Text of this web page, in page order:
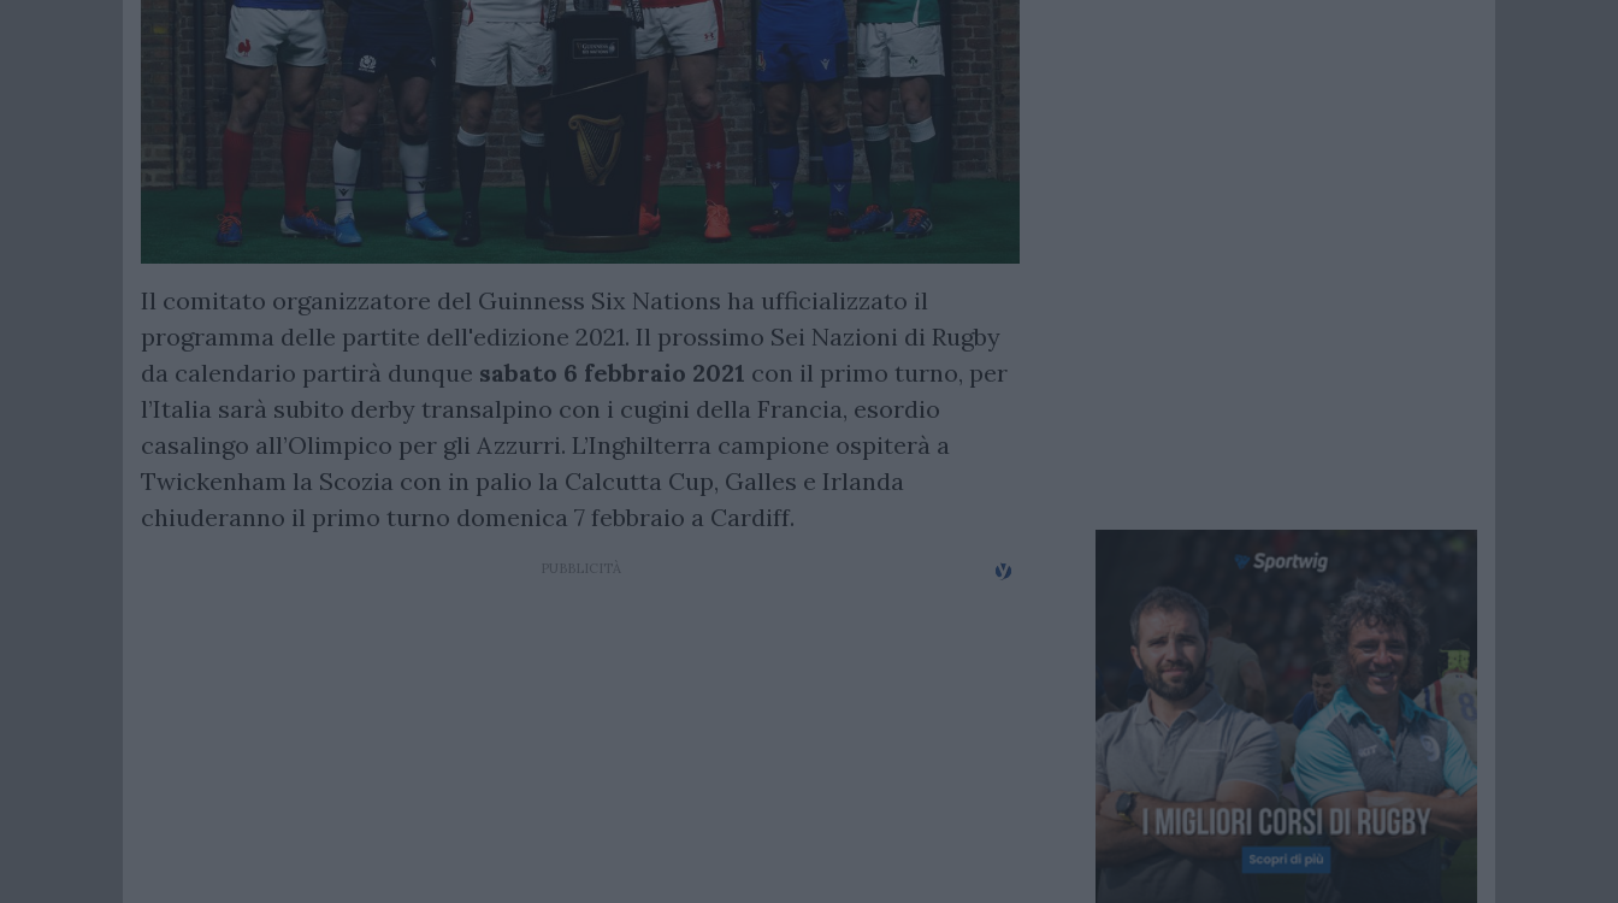
Il comitato organizzatore del Guinness Six Nations ha ufficializzato il
programma delle partite dell'edizione 2021. Il prossimo Sei Nazioni di Rugby
da calendario partirà dunque sabato 6 febbraio 2021 con il primo turno, per
l’Italia sarà subito derby transalpino con i cugini della Francia, esordio
casalingo all’Olimpico per gli Azzurri. L’Inghilterra campione ospiterà a
Twickenham la Scozia con in palio la Calcutta Cup, Galles e Irlanda
chiuderanno il primo turno domenica 7 febbraio a Cardiff.